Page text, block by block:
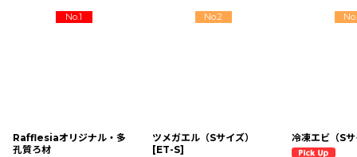
No.1
Rafflesiaオリジナル・多
孔質ろ材
No.2
ツメガエル（Sサイズ）
[ET-S]
冷凍エビ（S